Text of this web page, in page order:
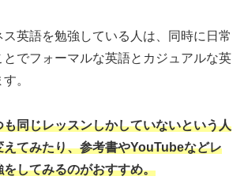
英語を勉強している人は、同時に日常
でフォーマルな英語とカジュアルな英
。
も同じレッスンしかしていないという人
えてみたり、参考書やYouTubeなどレ
してみるのがおすすめ。